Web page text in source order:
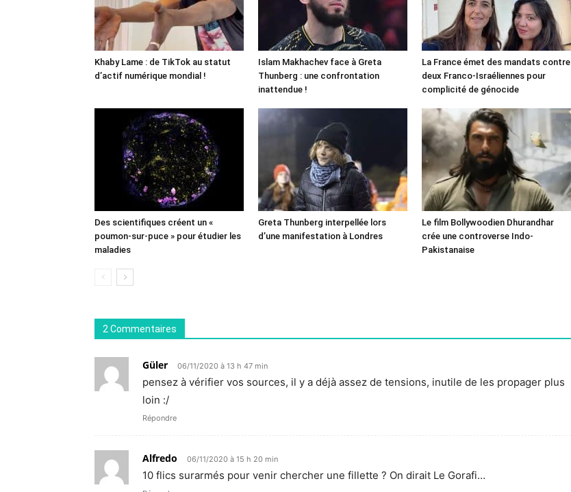
Khaby Lame : de TikTok au statut
d’actif numérique mondial !
Islam Makhachev face à Greta
Thunberg : une confrontation
inattendue !
La France émet des mandats contre
deux Franco-Israéliennes pour
complicité de génocide
Des scientifiques créent un «
poumon-sur-puce » pour étudier les
maladies
Greta Thunberg interpellée lors
d’une manifestation à Londres
Le film Bollywoodien Dhurandhar
crée une controverse Indo-
Pakistanaise
2 Commentaires
Güler 06/11/2020 à 13 h 47 min
pensez à vérifier vos sources, il y a déjà assez de tensions, inutile de les propager plus
loin :/
Répondre
Alfredo 06/11/2020 à 15 h 20 min
10 flics surarmés pour venir chercher une fillette ? On dirait Le Gorafi…